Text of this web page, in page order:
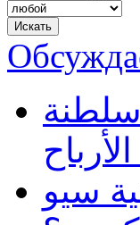
سلطنة
سيو